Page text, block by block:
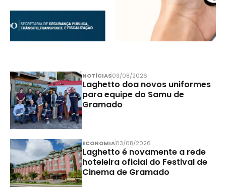
NOTÍCIAS03/08/2026
Laghetto doa novos uniformes
para equipe do Samu de
Gramado
ECONOMIA03/08/2026
Laghetto é novamente a rede
hoteleira oficial do Festival de
Cinema de Gramado